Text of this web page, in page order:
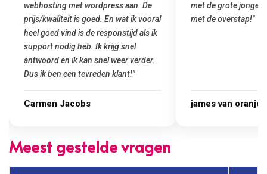
met de grote jongens en dus nu al blij
met de overstap!"
james van oranje
was meteen door
gemaakt. Top
Marcel Thijs
Meest gestelde vragen